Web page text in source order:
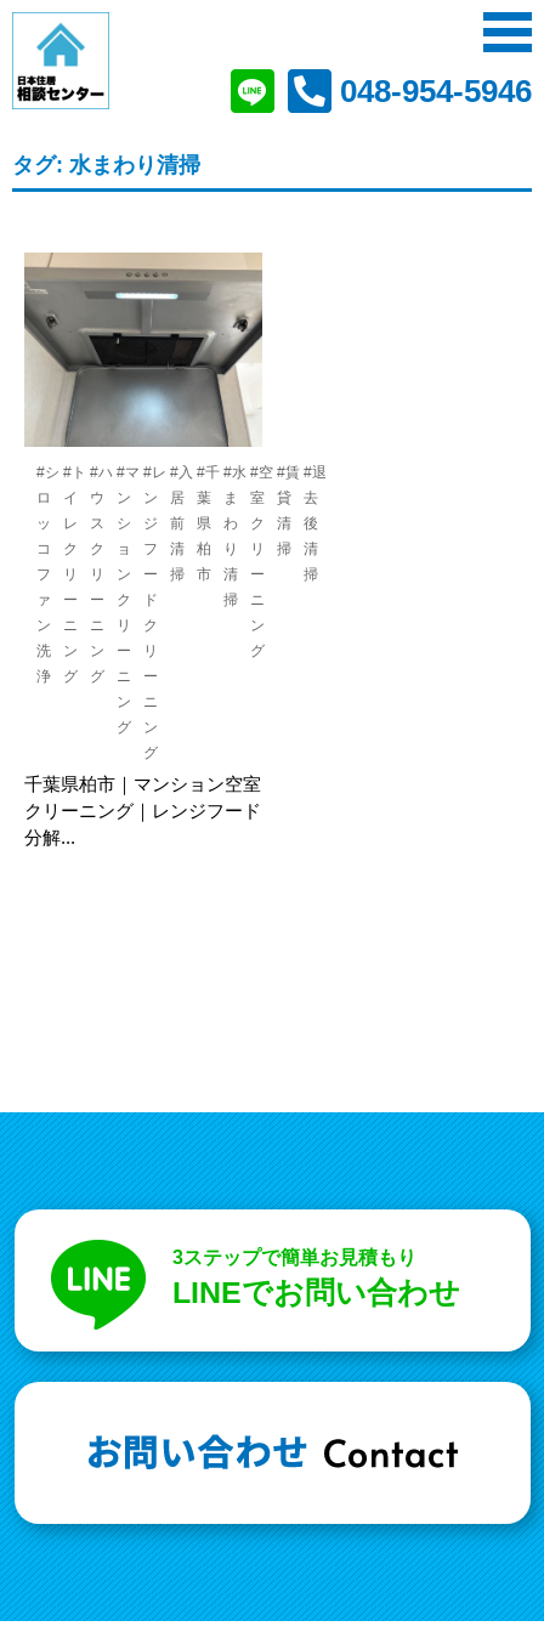
048-954-5946
タグ: 水まわり清掃
#シ
ロ
ッ
コ
フ
ァ
ン
洗
浄
#ト
イ
レ
ク
リ
ー
ニ
ン
グ
#ハ
ウ
ス
ク
リ
ー
ニ
ン
グ
#マ
ン
シ
ョ
ン
ク
リ
ー
ニ
ン
グ
#レ
ン
ジ
フ
ー
ド
ク
リ
ー
ニ
ン
グ
#入
居
前
清
掃
#千
葉
県
柏
市
#水
ま
わ
り
清
掃
#空
室
ク
リ
ー
ニ
ン
グ
#賃
貸
清
掃
#退
去
後
清
掃
千葉県柏市｜マンション空室
クリーニング｜レンジフード
分解...
3ステップで簡単お見積もり
LINEでお問い合わせ